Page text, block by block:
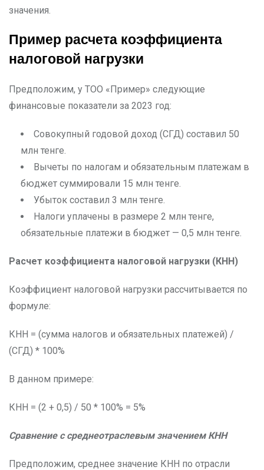
значения.
Пример расчета коэффициента
налоговой нагрузки
Предположим, у ТОО «Пример» следующие
финансовые показатели за 2023 год:
Совокупный годовой доход (СГД) составил 50
млн тенге.
Вычеты по налогам и обязательным платежам в
бюджет суммировали 15 млн тенге.
Убыток составил 3 млн тенге.
Налоги уплачены в размере 2 млн тенге,
обязательные платежи в бюджет — 0,5 млн тенге.
Расчет коэффициента налоговой нагрузки (КНН)
Коэффициент налоговой нагрузки рассчитывается по
формуле:
КНН = (сумма налогов и обязательных платежей) /
(СГД) * 100%
В данном примере:
КНН = (2 + 0,5) / 50 * 100% = 5%
Сравнение с среднеотраслевым значением КНН
Предположим, среднее значение КНН по отрасли